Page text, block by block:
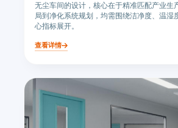
无尘车间的设计，核心在于精准匹配产业生
局到净化系统规划，均需围绕洁净度、温湿
心指标展开。
查看详情